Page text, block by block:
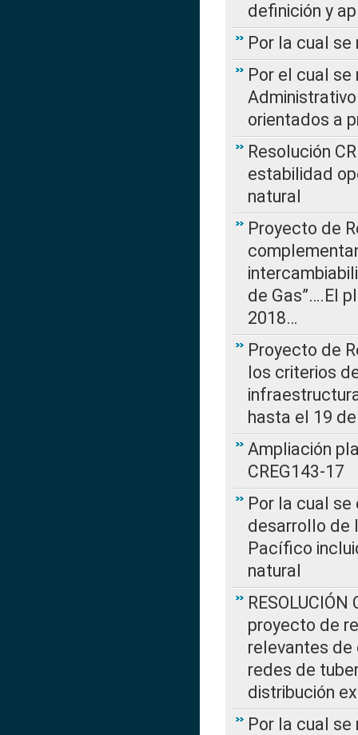
definición y
Por la cual
Por el cual
orientados a
Resolución
estabilidad
natural
Proyecto de
de Gas”….El
2018…
Proyecto de
los criterios
hasta el 19
Ampliación
CREG143-17
Por la cual
desarrollo de
Pacífico
natural
proyecto de
relevantes de
redes de
distribución
Por la cual se